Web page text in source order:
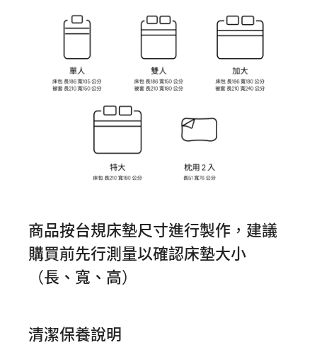
商品按台規床墊尺寸進行製作，建議
購買前先行測量以確認床墊大小
（長、寬、高）
清潔保養說明